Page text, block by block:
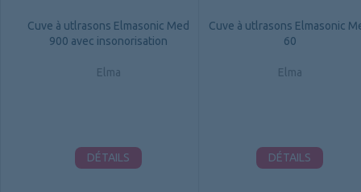
Cuve à utlrasons Elmasonic Med
900 avec insonorisation
Elma
DÉTAILS
Cuve à utlrasons Elmasonic
60
Elma
DÉTAILS